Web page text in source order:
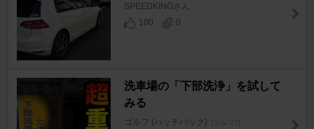
SPEEDKINGさん
100
0
洗車場の「下部洗浄」を試して
みる
ゴルフ (ハッチバック) [ゴルフ7]